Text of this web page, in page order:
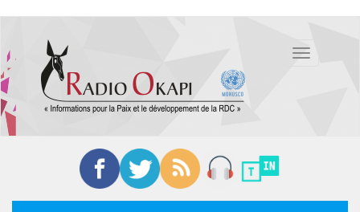
contenu
principal
Toggle